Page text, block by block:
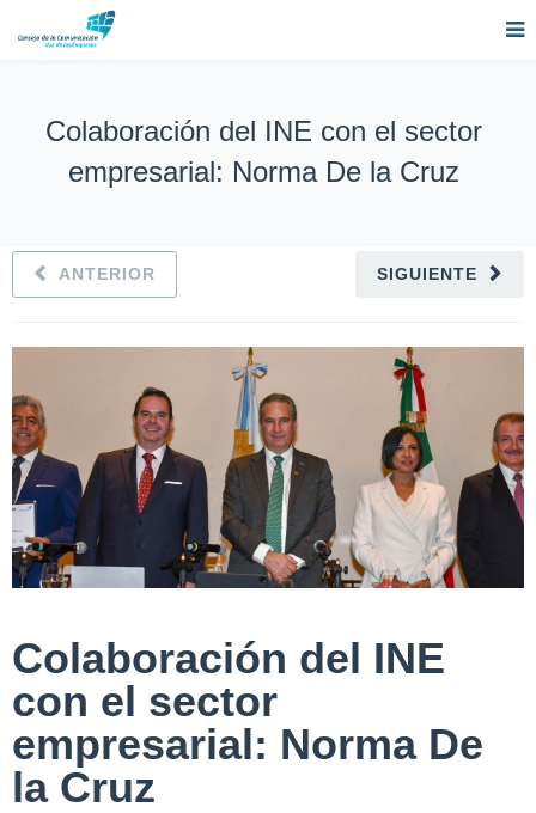
Colaboración del INE con el sector
empresarial: Norma De la Cruz
SIGUIENTE
ANTERIOR
Colaboración del INE
con el sector
empresarial: Norma De
la Cruz